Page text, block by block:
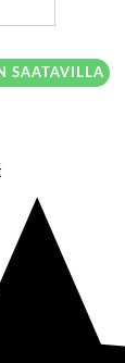
SAATAVILLA